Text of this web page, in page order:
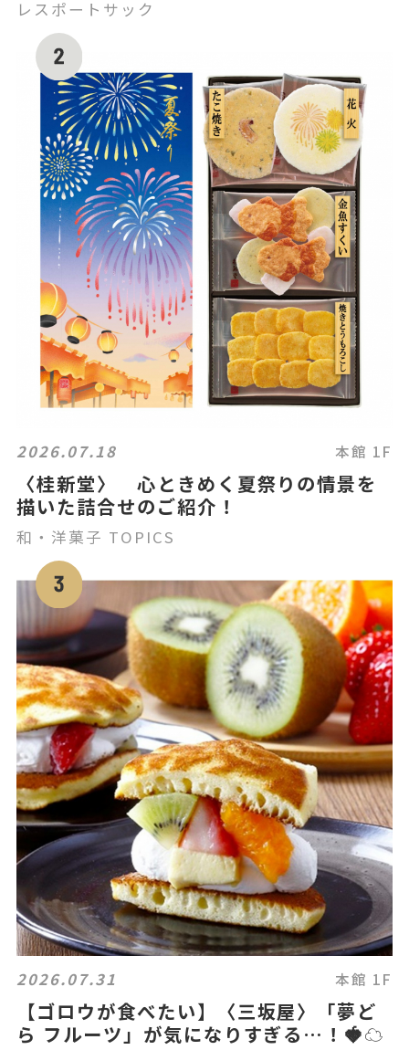
レスポートサック
2026.07.18 本館 1F
〈桂新堂〉 心ときめく夏祭りの情景を
描いた詰合せのご紹介！
和・洋菓子 TOPICS
2026.07.31 本館 1F
【ゴロウが食べたい】〈三坂屋〉「夢ど
ら フルーツ」が気になりすぎる…！🍓☁️